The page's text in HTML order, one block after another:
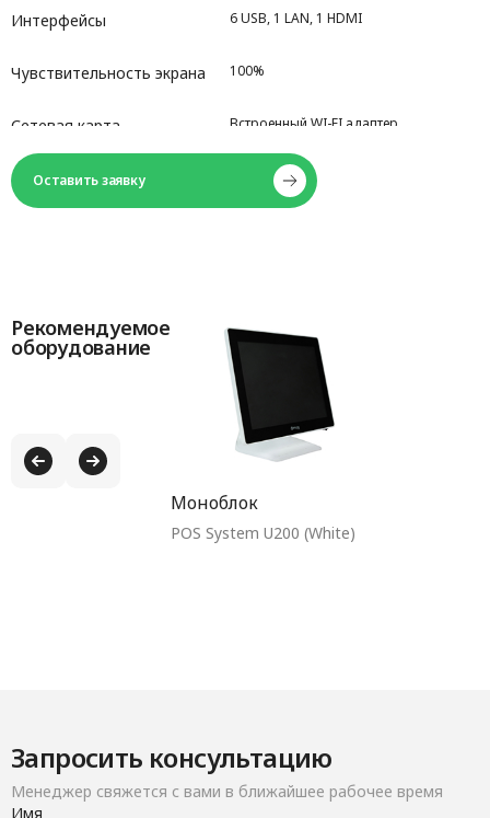
Интерфейсы 6 USB, 1 LAN, 1 HDMI
Чувствительность экрана 100%
Сетевая карта Встроенный WI-FI адаптер
Оставить заявку
Рекомендуемое
оборудование
Моноблок
POS System U200 (White)
Запросить консультацию
Менеджер свяжется с вами в ближайшее рабочее время
Имя